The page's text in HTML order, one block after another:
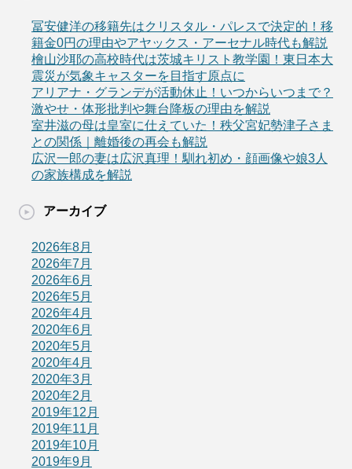
冨安健洋の移籍先はクリスタル・パレスで決定的！移
籍金0円の理由やアヤックス・アーセナル時代も解説
檜山沙耶の高校時代は茨城キリスト教学園！東日本大
震災が気象キャスターを目指す原点に
アリアナ・グランデが活動休止！いつからいつまで？
激やせ・体形批判や舞台降板の理由を解説
室井滋の母は皇室に仕えていた！秩父宮妃勢津子さま
との関係｜離婚後の再会も解説
広沢一郎の妻は広沢真理！馴れ初め・顔画像や娘3人
の家族構成を解説
アーカイブ
2026年8月
2026年7月
2026年6月
2026年5月
2026年4月
2020年6月
2020年5月
2020年4月
2020年3月
2020年2月
2019年12月
2019年11月
2019年10月
2019年9月